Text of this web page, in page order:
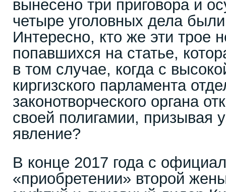
вынесено три приговора и
четыре уголовных дела
Интересно, кто же эти трое
попавшихся на статье,
в том случае, когда с
киргизского парламента
законотворческого органа
своей полигамии, призывая
явление?
В конце 2017 года с
«приобретении» второй